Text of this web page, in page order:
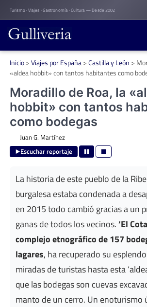
Skip
to
content
Turismo · Viajes · Gastronomía · Cultura — Desde 2002
Inicio>Viajes por España>Castilla y León >
«aldea hobbit» con tantos habitantes como
Moradillo de Roa, la
hobbit» con tantos
como bodegas
Juan G. Martínez
Escuchar reportaje
La historia de este pueblo de la
burgalesa estaba condenada a
en 2015 todo cambió gracias a un
ganas de todos los vecinos.‘El
complejo etnográfico de 157
lagares, ha recuperado su
miradas de turistas hasta esta
que las bodegas son cuevas
manto de un cerro. Un enoturismo